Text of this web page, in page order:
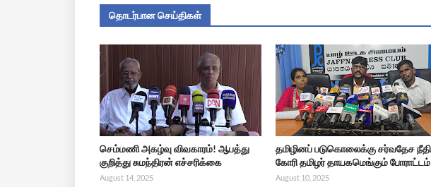
தொடர்பான செய்திகள்
செம்மணி அகழ்வு விவகாரம்! ஆபத்து
குறித்து சுமந்திரன் எச்சரிக்கை
August 14, 2025
தமிழினப் படுகொலைக்கு சர்வதேச நீதி
கோரி தமிழர் தாயகமெங்கும்
August 10, 2025